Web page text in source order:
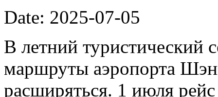
Date: 2025-07-05
В летний туристический
маршруты аэропорта
расширяться. 1 июля